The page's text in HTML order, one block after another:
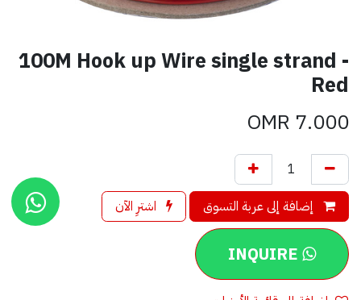
100M Hook up Wire single strand -
Red
7.000
إضافة إلى عربة التسوق اشترِ الآن
INQUIRE